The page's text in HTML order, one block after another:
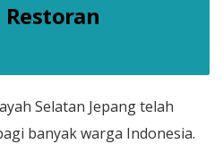
Restoran
Selatan Jepang telah
banyak warga Indonesia.